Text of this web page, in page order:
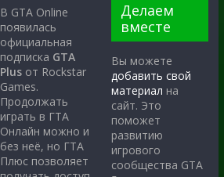
В GTA Online
появилась
официальная
подписка GTA
Plus от Rockstar
Games.
Продолжать
играть в ГТА
Онлайн можно и
без неё, но ГТА
Плюс позволяет
Делаем
вместе
Вы можете
добавить свой
материал на
сайт. Это
поможет
развитию
игрового
сообщества GTA